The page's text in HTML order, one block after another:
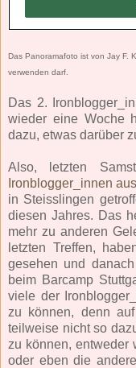
Das Panoramafoto ist von Jay F.
verwenden darf.
Das 2.
wieder eine Woche
dazu, etwas darüber
Also, letzten
Ironblogger_innen
in Steisslingen
diesen Jahres. Das
mehr zu anderen
letzten Treffen,
gesehen und
beim Barcamp
viele der
zu können, denn
teilweise nicht so
zu können, entweder
oder eben die